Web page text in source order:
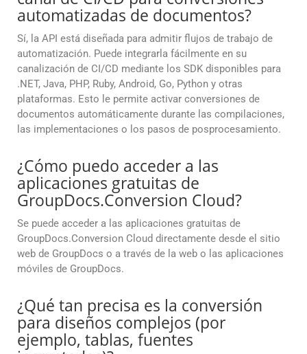
automatizadas de documentos?
Sí, la API está diseñada para admitir flujos de trabajo de
automatización. Puede integrarla fácilmente en su
canalización de CI/CD mediante los SDK disponibles para
.NET, Java, PHP, Ruby, Android, Go, Python y otras
plataformas. Esto le permite activar conversiones de
documentos automáticamente durante las compilaciones,
las implementaciones o los pasos de posprocesamiento.
¿Cómo puedo acceder a las
aplicaciones gratuitas de
GroupDocs.Conversion Cloud?
Se puede acceder a las aplicaciones gratuitas de
GroupDocs.Conversion Cloud directamente desde el sitio
web de GroupDocs o a través de la web o las aplicaciones
móviles de GroupDocs.
¿Qué tan precisa es la conversión
para diseños complejos (por
ejemplo, tablas, fuentes